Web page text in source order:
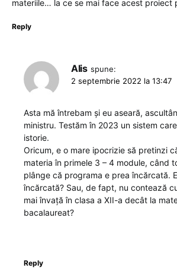
materiile… la ce se mai face acest proiect
Reply
Alis spune:
2 septembrie 2022 la 13:47
Asta mă întrebam și eu aseară,
ministru. Testăm în 2023 un sistem
istorie.
Oricum, e o mare ipocrizie să pretinzi
materia în primele 3 – 4 module, când
plânge că programa e prea încărcată.
încărcată? Sau, de fapt, nu contează
mai învață în clasa a XII-a decât la
bacalaureat?
Reply